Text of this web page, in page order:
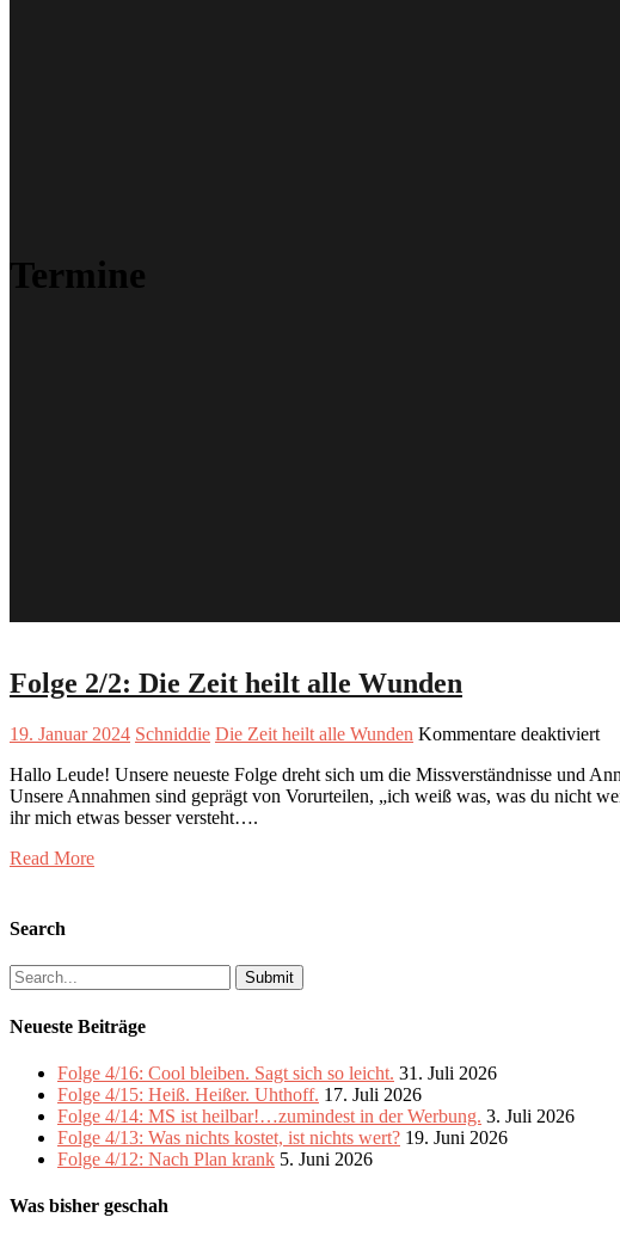
Termine
Folge 2/2: Die Zeit heilt alle Wunden
19. Januar 2024 Schniddie Die Zeit heilt alle Wunden Kommentare deaktiviertfür
2/
Hallo Leude! Unsere neueste Folge dreht sich um die Missverständnisse und
Unsere Annahmen sind geprägt von Vorurteilen, „ich weiß was, was du nicht
ihr mich etwas besser versteht….
Read More
Search
Search
for:
Neueste Beiträge
Folge 4/16: Cool bleiben. Sagt sich so leicht. 31. Juli 2026
Folge 4/15: Heiß. Heißer. Uhthoff. 17. Juli 2026
Folge 4/14: MS ist heilbar!…zumindest in der Werbung. 3. Juli 2026
Folge 4/13: Was nichts kostet, ist nichts wert? 19. Juni 2026
Folge 4/12: Nach Plan krank 5. Juni 2026
Was bisher geschah